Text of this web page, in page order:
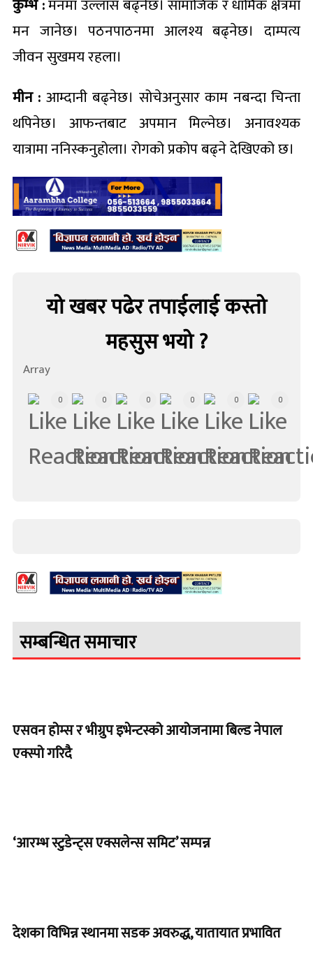
कुम्भ :मनमा उल्लास बढ्नेछ। सामाजिक र धार्मिक क्षेत्रमा
मन जानेछ। पठनपाठनमा आलश्य बढ्नेछ। दाम्पत्य
जीवन सुखमय रहला।
मीन : आम्दानी बढ्नेछ। सोचेअनुसार काम नबन्दा चिन्ता
थपिनेछ। आफन्तबाट अपमान मिल्नेछ। अनावश्यक
यात्रामा ननिस्कनुहोला। रोगको प्रकोप बढ्ने देखिएको छ।
यो खबर पढेर तपाईलाई कस्तो
महसुस भयो ?
Array
0 0 0 0 0 0
सम्बन्धित समाचार
एसवन होम्स र भीग्रुप इभेन्टस्को आयोजनामा बिल्ड नेपाल
एक्स्पो गरिदै
‘आरम्भ स्टुडेन्ट्स एक्सलेन्स समिट’ सम्पन्न
देशका विभिन्न स्थानमा सडक अवरुद्ध, यातायात प्रभावित